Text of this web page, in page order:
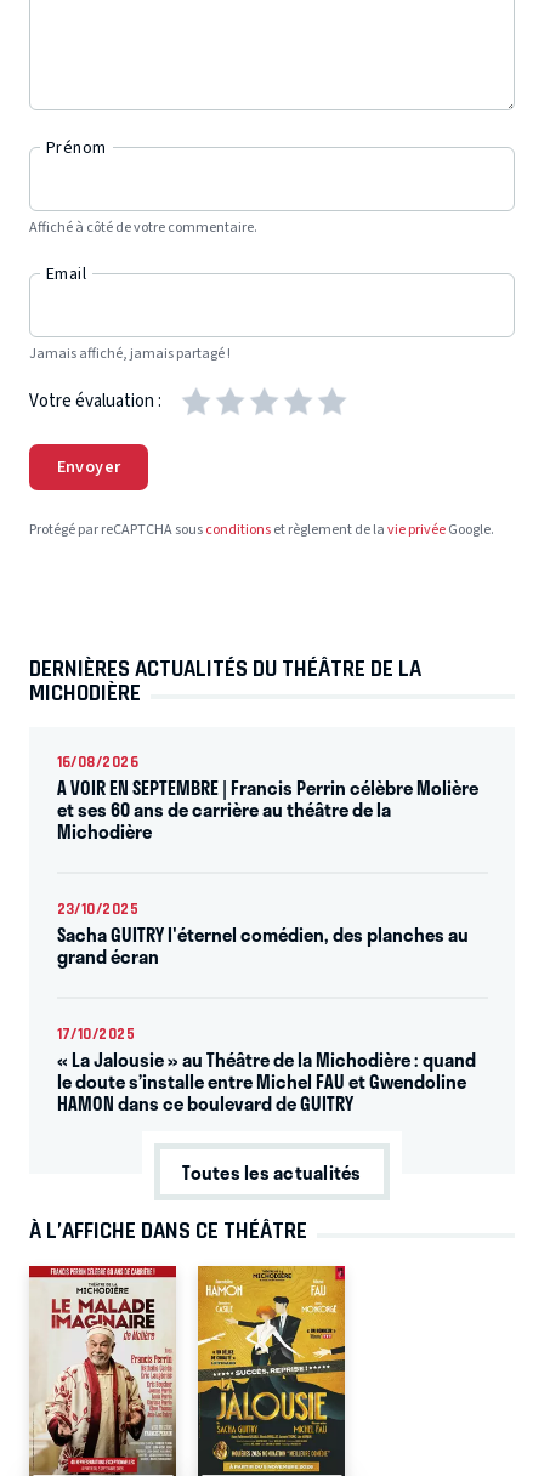
Prénom
Affiché à côté de votre commentaire.
Email
Jamais affiché, jamais partagé !
Votre évaluation :
Envoyer
Protégé par reCAPTCHA sousconditionset règlement de lavie privéeGoogle.
DERNIÈRES ACTUALITÉS DU THÉÂTRE DE LA
MICHODIÈRE
16/08/2026
A VOIR EN SEPTEMBRE | Francis Perrin célèbre Molière
et ses 60 ans de carrière au théâtre de la
Michodière
23/10/2025
Sacha GUITRY l'éternel comédien, des planches au
grand écran
17/10/2025
« La Jalousie » au Théâtre de la Michodière : quand
le doute s’installe entre Michel FAU et Gwendoline
HAMON dans ce boulevard de GUITRY
Toutes les actualités
À L’AFFICHE DANS CE THÉÂTRE